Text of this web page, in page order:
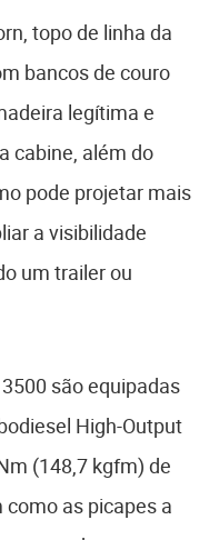
topo de linha da
bancos de couro
legítima e
cabine, além do
pode projetar mais
a visibilidade
um trailer ou
são equipadas
High-Output
(148,7 kgfm) de
as picapes a